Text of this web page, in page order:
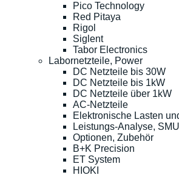
Pico Technology
Red Pitaya
Rigol
Siglent
Tabor Electronics
Labornetzteile, Power
DC Netzteile bis 30W
DC Netzteile bis 1kW
DC Netzteile über 1kW
AC-Netzteile
Elektronische Lasten
Leistungs-Analyse,
Optionen, Zubehör
B+K Precision
ET System
HIOKI